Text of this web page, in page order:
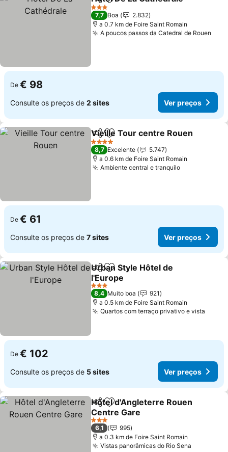
PartilharAdicionar aos favoritos
3 Estrelas
7,7 Boa
2.832
a 0.7 km de Foire Saint Romain
A poucos passos da Catedral de Rouen
De € 98
Consulte os preços de 2 sites Ver preços
PartilharAdicionar aos favoritos
Vieille Tour centre Rouen
4 Estrelas
8,7 Excelente
5.747
a 0.6 km de Foire Saint Romain
Ambiente central e tranquilo
De € 61
Consulte os preços de 7 sites Ver preços
PartilharAdicionar aos favoritos
Urban Style Hôtel de
l'Europe
3 Estrelas
8,4 Muito boa
921
a 0.5 km de Foire Saint Romain
Quartos com terraço privativo e vista
De € 102
Consulte os preços de 5 sites Ver preços
PartilharAdicionar aos favoritos
Hôtel d'Angleterre Rouen
Centre Gare
3 Estrelas
6,1
995
a 0.3 km de Foire Saint Romain
Vistas panorâmicas do Rio Sena